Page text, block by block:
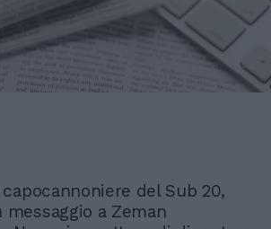
del Sub 20,
messaggio a Zeman